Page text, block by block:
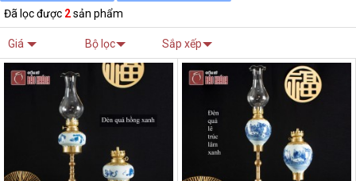
Đã lọc được 2sản phẩm
Giá Bộ lọc Sắp xếp